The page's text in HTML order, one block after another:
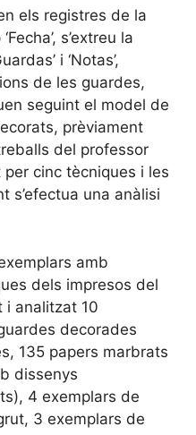
els registres de la
s’extreu la
i ‘Notas’,
de les guardes,
seguint el model de
prèviament
del professor
cinc tècniques i les
s’efectua una anàlisi
amb
dels impresos del
i analitzat 10
decorades
135 papers marbrats
dissenys
4 exemplars de
3 exemplars de